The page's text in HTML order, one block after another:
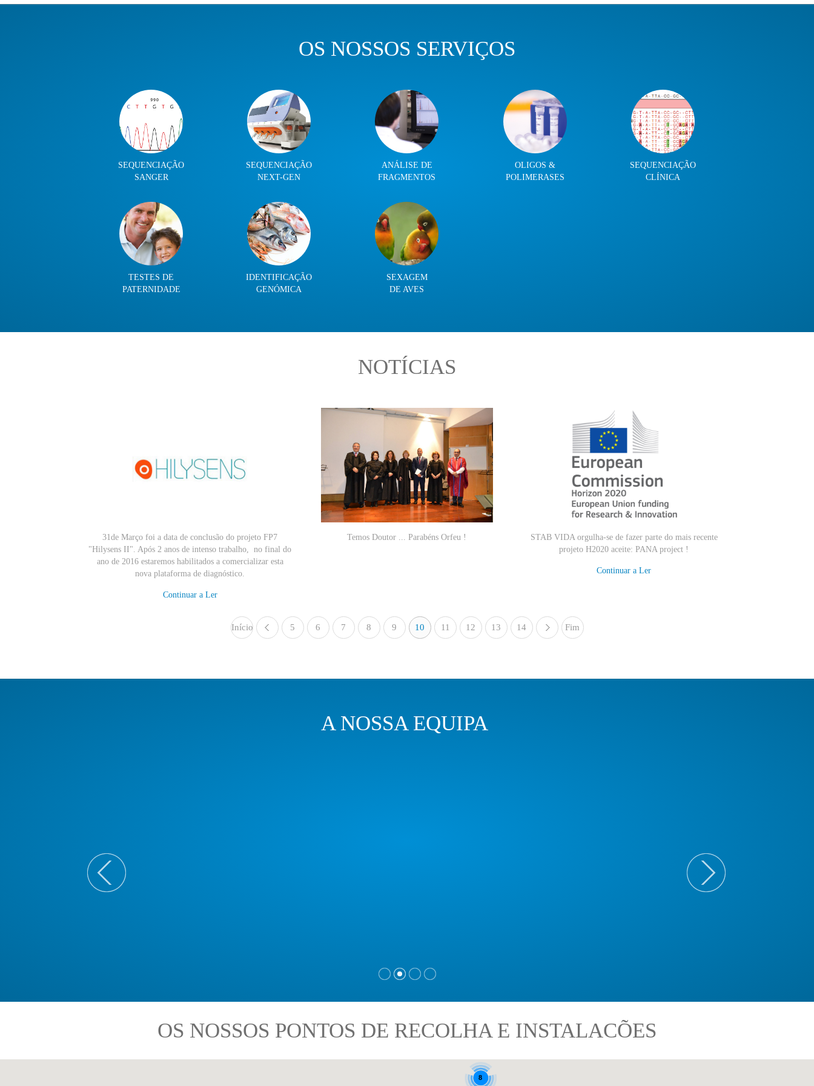
OS NOSSOS SERVIÇOS
SEQUENCIAÇÃO
SANGER
SEQUENCIAÇÃO
NEXT-GEN
ANÁLISE DE
FRAGMENTOS
OLIGOS &
POLIMERASES
SEQUENCIAÇÃO
CLÍNICA
TESTES DE
PATERNIDADE
IDENTIFICAÇÃO
GENÓMICA
SEXAGEM
DE AVES
NOTÍCIAS
31de Março foi a data de conclusão do projeto FP7
"Hilysens II". Após 2 anos de intenso trabalho, no final do
ano de 2016 estaremos habilitados a comercializar esta
nova plataforma de diagnóstico.
Continuar a Ler
Temos Doutor ... Parabéns Orfeu !
STAB VIDA orgulha-se de fazer parte do mais recente
projetoH2020 aceite: PANA project !
Continuar a Ler
Início «
5 6 7 8 9 10 11 12 13 14 »
Fim
A NOSSA EQUIPA
OS NOSSOS PONTOS DE RECOLHA E INSTALACÕES
8